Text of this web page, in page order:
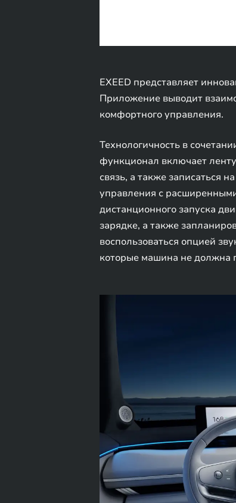
EXEED представляет
Приложение выводит
комфортного управления.
Технологичность в
функционал включает
связь, а также записаться
управления с
дистанционного запуска
зарядке, а также
воспользоваться опцией
которые машина не должна